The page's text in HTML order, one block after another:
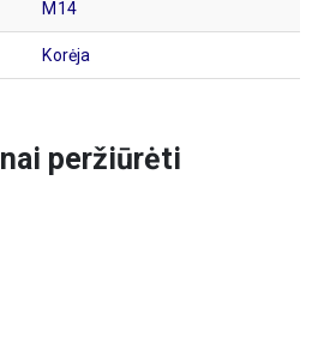
M14
Korėja
peržiūrėti